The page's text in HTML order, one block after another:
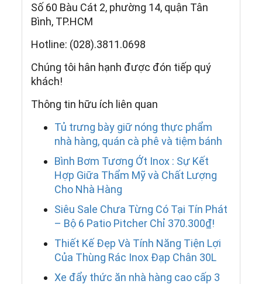
Số 60 Bàu Cát 2, phường 14, quận Tân
Bình, TP.HCM
Hotline: (028).3811.0698
Chúng tôi hân hạnh được đón tiếp quý
khách!
Thông tin hữu ích liên quan
Tủ trưng bày giữ nóng thực phẩm
nhà hàng, quán cà phê và tiệm bánh
Bình Bơm Tương Ớt Inox : Sự Kết
Hợp Giữa Thẩm Mỹ và Chất Lượng
Cho Nhà Hàng
Siêu Sale Chưa Từng Có Tại Tín Phát
– Bộ 6 Patio Pitcher Chỉ 370.300₫!
Thiết Kế Đẹp Và Tính Năng Tiện Lợi
Của Thùng Rác Inox Đạp Chân 30L
Xe đẩy thức ăn nhà hàng cao cấp 3